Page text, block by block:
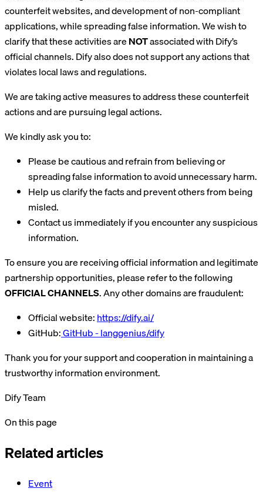
counterfeit websites, and development of non-compliant
applications, while spreading false information. We wish to
clarify that these activities areNOTassociated with Dify’s
official channels. Dify also does not support any actions that
violates local laws and regulations.
We are taking active measures to address these counterfeit
actions and are pursuing legal actions.
We kindly ask you to:
Please be cautious and refrain from believing or
spreading false information to avoid unnecessary harm.
Help us clarify the facts and prevent others from being
misled.
Contact us immediately if you encounter any suspicious
information.
To ensure you are receiving official information and legitimate
partnership opportunities, please refer to the following
OFFICIALCHANNELS. Any other domains are fraudulent:
Official website:https://dify.ai/
GitHub:GitHub - langgenius/dify
Thank you for your support and cooperation in maintaining a
trustworthy information environment.
Dify Team
On this page
Related articles
Event